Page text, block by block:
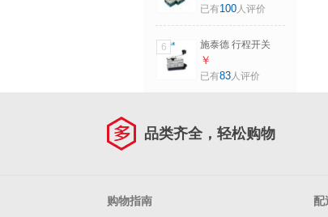
双投闸刀开关 家用
2P 100A 白色
已有100人评价
6
施泰德 行程开关
AZ-7121 微动开关
限位开关 银触点点
￥
已有83人评价
品类齐全，轻松购物
购物指南 配